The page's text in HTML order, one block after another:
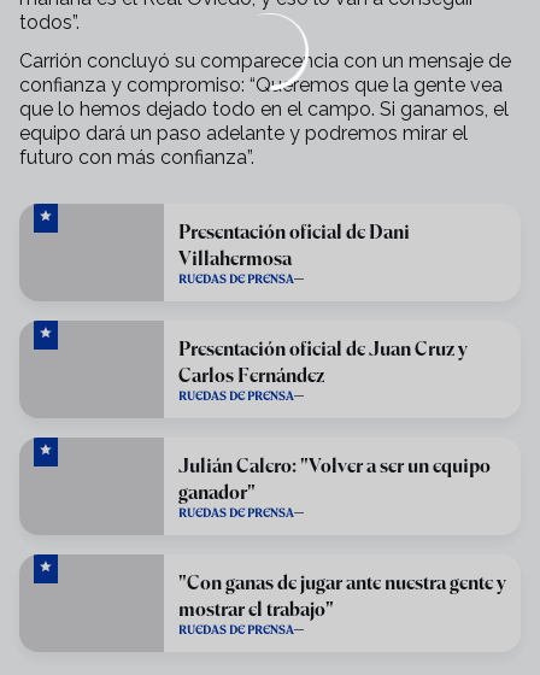
todos”.
Carrión concluyó su comparecencia con un mensaje de
confianza y compromiso: “Queremos que la gente vea
que lo hemos dejado todo en el campo. Si ganamos, el
equipo dará un paso adelante y podremos mirar el
futuro con más confianza”.
Presentación oficial de Dani
Villahermosa
RUEDAS DE PRENSA
Presentación oficial de Juan Cruz y
Carlos Fernández
RUEDAS DE PRENSA
Julián Calero: "Volver a ser un equipo
ganador"
RUEDAS DE PRENSA
"Con ganas de jugar ante nuestra gente y
mostrar el trabajo"
RUEDAS DE PRENSA